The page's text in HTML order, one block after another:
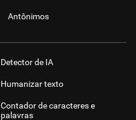
Antônimos
Detector de IA
Humanizar texto
Contador de caracteres e
palavras